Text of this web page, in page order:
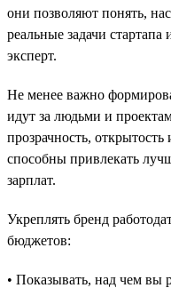
они позволяют понять,
реальные задачи
эксперт.
Не менее важно
идут за людьми и
прозрачность,
способны привлекать
зарплат.
Укреплять бренд
бюджетов:
• Показывать, над чем вы